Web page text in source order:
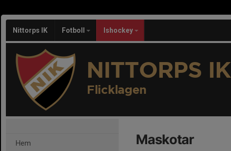
Nittorps IK Fotboll Ishockey
NITTORPS IK
Flicklagen
Hem Maskotar